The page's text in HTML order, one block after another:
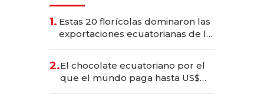
1. Estas 20 florícolas dominaron las
exportaciones ecuatorianas de la
2.El chocolate ecuatoriano por el
que el mundo paga hasta US$